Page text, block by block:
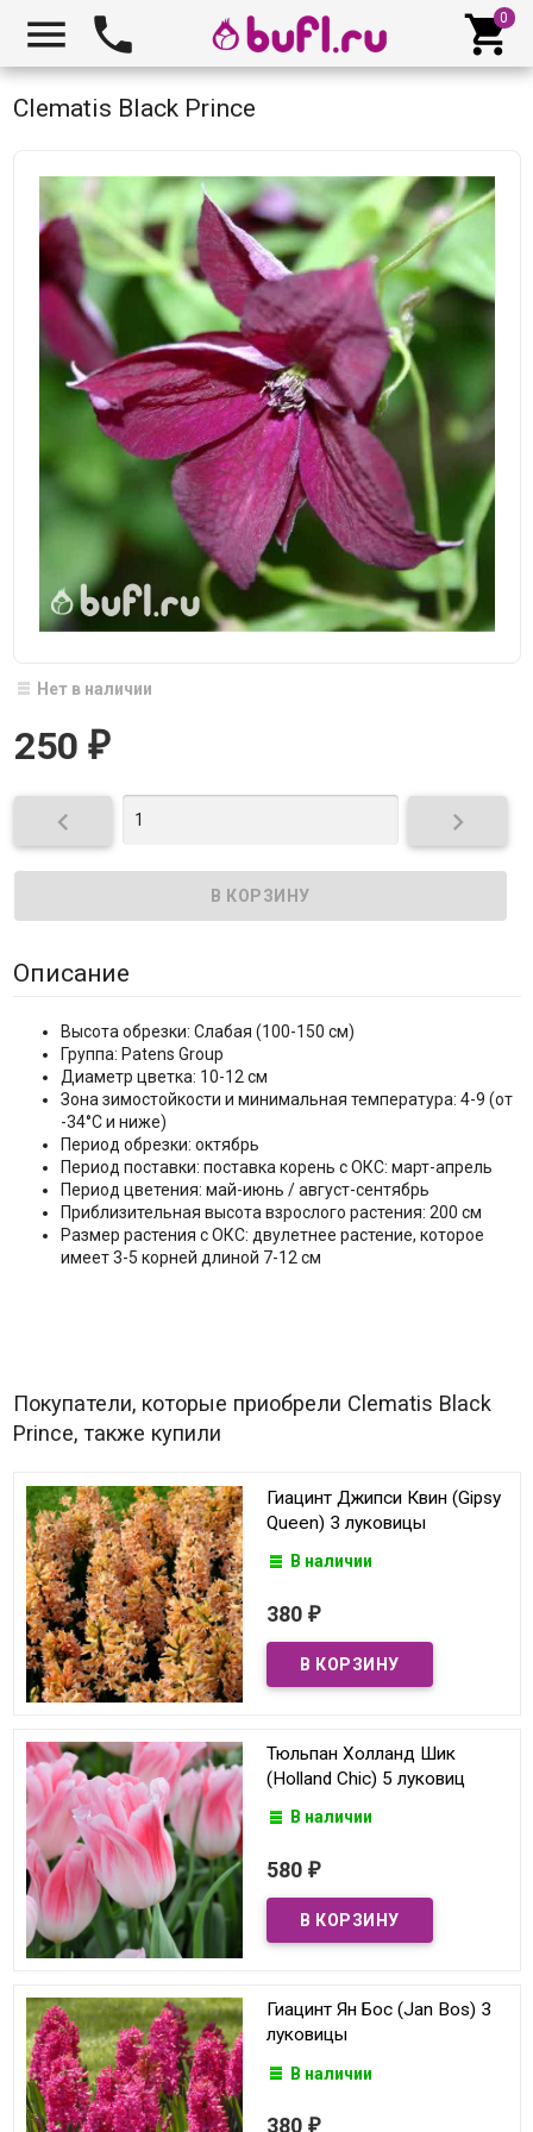
  
Clematis Black Prince
Нет в наличии
250 ₽
 
Описание
Высота обрезки: Слабая (100-150 см)
Группа: Patens Group
Диаметр цветка: 10-12 см
Зона зимостойкости и минимальная температура: 4-9 (от
-34°C и ниже)
Период обрезки: октябрь
Период поставки: поставка корень с ОКС: март-апрель
Период цветения: май-июнь / август-сентябрь
Приблизительная высота взрослого растения: 200 см
Размер растения с ОКС: двулетнее растение, которое
имеет 3-5 корней длиной 7-12 см
Покупатели, которые приобрели Clematis Black
Prince, также купили
Гиацинт Джипси Квин (Gipsy
Queen) 3 луковицы
В наличии
380 ₽
Тюльпан Холланд Шик
(Holland Chic) 5 луковиц
В наличии
580 ₽
Гиацинт Ян Бос (Jan Bos) 3
луковицы
В наличии
380 ₽